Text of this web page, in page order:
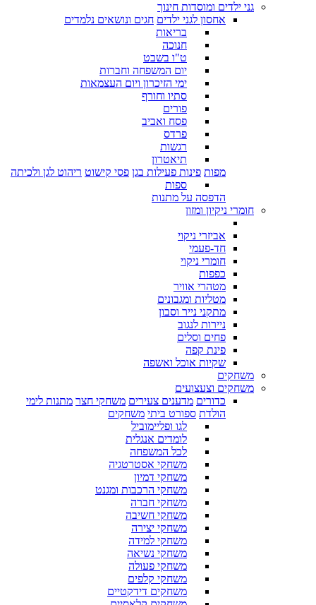
גני ילדים ומוסדות חינוך
אחסון לגני ילדים חגים ונושאים נלמדים
בריאות
חנוכה
ט"ו בשבט
יום המשפחה וחברות
ימי הזיכרון ויום העצמאות
סתיו וחורף
פורים
פסח ואביב
פרדס
רגשות
תיאטרון
מפות פינות פעילות בגן פסי קישוט ריהוט לגן ולכיתה
ספות
הדפסה על מתנות
חומרי ניקיון ומזון
אביזרי ניקוי
חד-פעמי
חומרי ניקוי
כפפות
מטהרי אוויר
מטליות ומגבונים
מתקני נייר וסבון
ניירות לנגוב
פחים וסלים
פינת קפה
שקיות אוכל ואשפה
משחקים
משחקים וצעצועים
כדורים מדענים צעירים משחקי חצר מתנות לימי
הולדת ספורט ביתי משחקים
לגו ופליימוביל
לומדים אנגלית
לכל המשפחה
משחקי אסטרטגיה
משחקי דמיון
משחקי הרכבות ומגנט
משחקי חברה
משחקי חשיבה
משחקי יצירה
משחקי למידה
משחקי נשיאה
משחקי פעולה
משחקי קלפים
משחקים דידקטיים